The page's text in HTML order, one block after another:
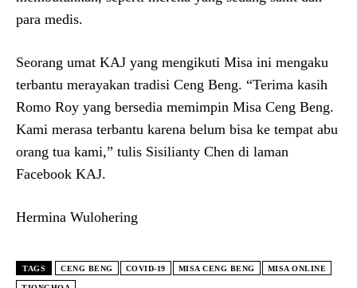
para medis.
Seorang umat KAJ yang mengikuti Misa ini mengaku
terbantu merayakan tradisi Ceng Beng. “Terima kasih
Romo Roy yang bersedia memimpin Misa Ceng Beng.
Kami merasa terbantu karena belum bisa ke tempat abu
orang tua kami,” tulis Sisilianty Chen di laman
Facebook KAJ.
Hermina Wulohering
TAGS CENG BENG COVID-19 MISA CENG BENG MISA ONLINE